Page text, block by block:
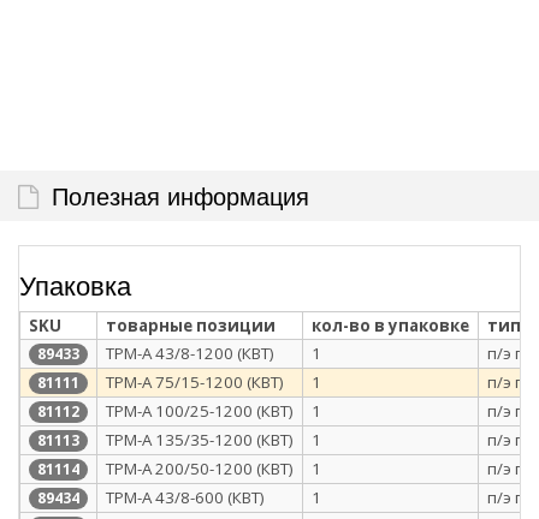
Полезная информация
Упаковка
SKU товарные позиции кол-во в упаковке тип
89433 ТРМ-А 43/8-1200 (КВТ) 1 п/э
81111 ТРМ-А 75/15-1200 (КВТ) 1 п/э
81112 ТРМ-А 100/25-1200 (КВТ) 1 п/э
81113 ТРМ-А 135/35-1200 (КВТ) 1 п/э
81114 ТРМ-А 200/50-1200 (КВТ) 1 п/э
89434 ТРМ-А 43/8-600 (КВТ) 1 п/э